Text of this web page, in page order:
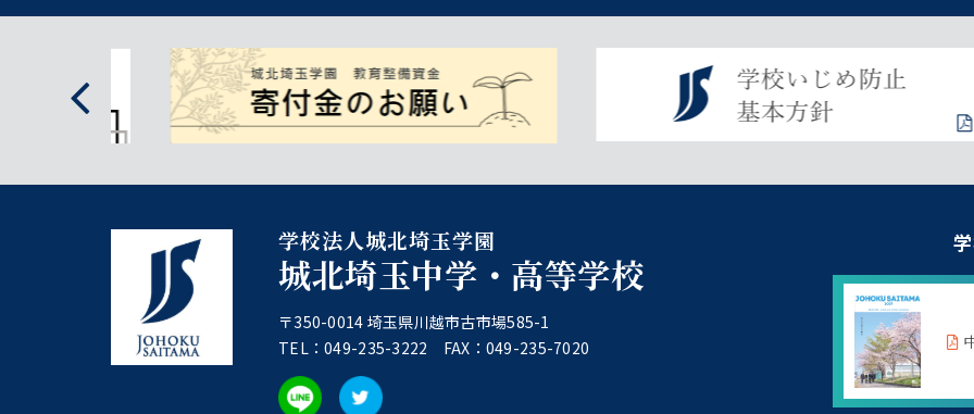
学校法人城北埼玉学園
城北埼玉中学・高等学校
〒350-0014 埼玉県川越市古市場585-1
TEL：049-235-3222 FAX：049-235-7020